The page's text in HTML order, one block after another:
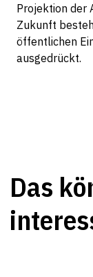
Projektion der
Zukunft
öffentlichen
ausgedrückt.
Das